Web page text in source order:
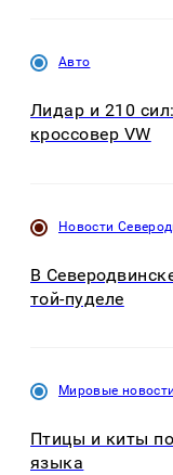
Авто
Лидар и 210
кроссовер VW
Новости
В
той-пуделе
Мировые новости
Птицы и киты
языка